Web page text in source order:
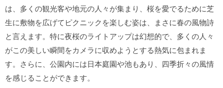
は、多くの観光客や地元の人々が集まり、桜を愛でるために芝
生に敷物を広げてピクニックを楽しむ姿は、まさに春の風物詩
と言えます。特に夜桜のライトアップは幻想的で、多くの人々
がこの美しい瞬間をカメラに収めようとする熱気に包まれま
す。さらに、公園内には日本庭園や池もあり、四季折々の風情
を感じることができます。